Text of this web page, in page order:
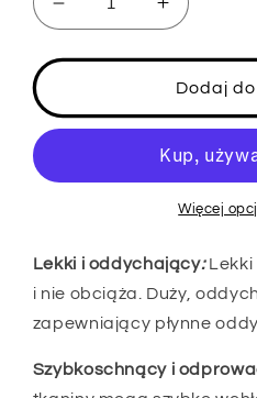
Zmniejsz
ilość
dla
ROCKBROS
Oddychająca
kominiarka
głowę
kobiet
mężczyzn
Zwiększ
ilość
dla
na
głowę
kobiet
mężczyzn
Dodaj
Więcej
Lekki i oddychający:Lekki
i nie obciąża. Duży,
zapewniający płynne
Szybkoschnący i